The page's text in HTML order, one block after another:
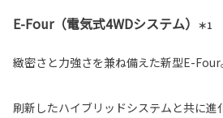
E-Four（電気式4WDシステム） ＊1
緻密さと力強さを兼ね備えた新型E-Four
刷新したハイブリッドシステムと共に